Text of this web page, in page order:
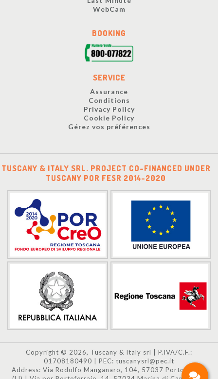
WebCam
BOOKING
SERVICE
Assurance
Conditions
Privacy Policy
Cookie Policy
Gérez vos préférences
TUSCANY & ITALY SRL. PROJECT CO-FINANCED UNDER
TUSCANY POR FESR 2014-2020
Copyright © 2026, Tuscany & Italy srl | P.IVA/C.F.:
01708180490 | PEC: tuscanysrl@pec.it
Address: Via Rodolfo Manganaro, 104, 57037 Portoferraio